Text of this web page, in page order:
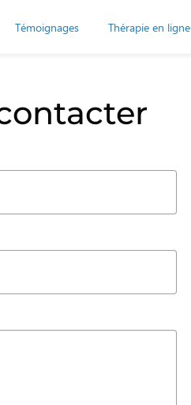
Témoignages Thérapie en ligne